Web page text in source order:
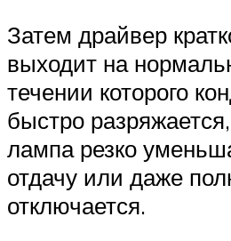
Затем драйвер
выходит на
течении которого
быстро
лампа резко
отдачу или даже
отключается.